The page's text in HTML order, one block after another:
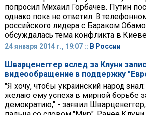
попросил Михаил Горбачев. Путин
однако пока не ответил. В
российского лидера с Бараком
обсуждалась тема конфликта в
24 января 2014 г., 19:07 :: В России
Шварценеггер вслед за Клуни
видеообращение в поддержку
"Я хочу, чтобы украинский народ
желаю ему успеха в мирной борьбе
демократию," - заявил